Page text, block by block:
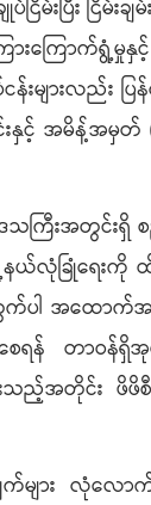
း ငြိမ်းချမ်း
းကြောက်ရွံ့မှုနှ
လုပ်ငန်းများ
အမိန့်အမှတ် (၂
ြီးအတွင်းရှိ စ
ြို့နယ်လုံခြုံရေး
က်ပါ အထောက်အ
ရန် တာဝန်ရှိအုပ်
အတိုင်း ဖိဖိစီး
း လုံလောက်စေ